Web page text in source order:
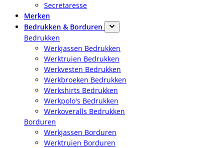
Secretaresse
Merken
Bedrukken & Borduren
Bedrukken
Werkjassen Bedrukken
Werktruien Bedrukken
Werkvesten Bedrukken
Werkbroeken Bedrukken
Werkshirts Bedrukken
Werkpolo's Bedrukken
Werkoveralls Bedrukken
Borduren
Werkjassen Borduren
Werktruien Borduren